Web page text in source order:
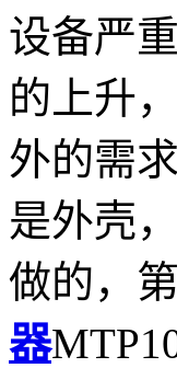
设备严
的上升
外的需
是外壳
做的，
器